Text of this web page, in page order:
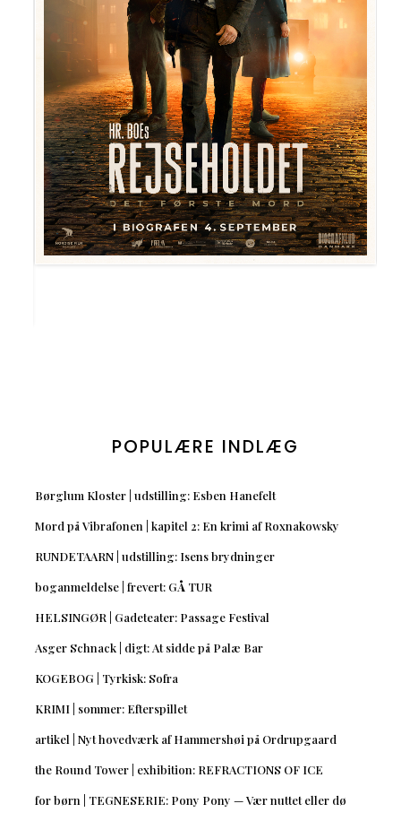
POPULÆRE INDLÆG
Børglum Kloster | udstilling: Esben Hanefelt
Mord på Vibrafonen | kapitel 2: En krimi af Roxnakowsky
RUNDETAARN | udstilling: Isens brydninger
boganmeldelse | frevert: GÅ TUR
HELSINGØR | Gadeteater: Passage Festival
Asger Schnack | digt: At sidde på Palæ Bar
KOGEBOG | Tyrkisk: Sofra
KRIMI | sommer: Efterspillet
artikel | Nyt hovedværk af Hammershøi på Ordrupgaard
the Round Tower | exhibition: REFRACTIONS OF ICE
for børn | TEGNESERIE: Pony Pony — Vær nuttet eller dø